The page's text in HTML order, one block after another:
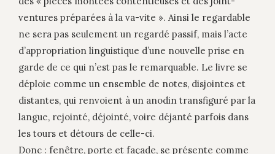
ventures préparées à la va-vite ». Ainsi le regardable
ne sera pas seulement un regardé passif, mais l’acte
d’appropriation linguistique d’une nouvelle prise en
garde de ce qui n’est pas le remarquable. Le livre se
déploie comme un ensemble de notes, disjointes et
distantes, qui renvoient à un anodin transfiguré par la
langue, rejointé, déjointé, voire déjanté parfois dans
les tours et détours de celle-ci.
Donc : fenêtre, porte et façade, se présente comme